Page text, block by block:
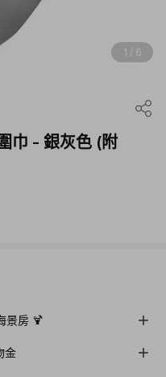
1 / 6
巾 - 銀灰色 (附
景房 🍹
金